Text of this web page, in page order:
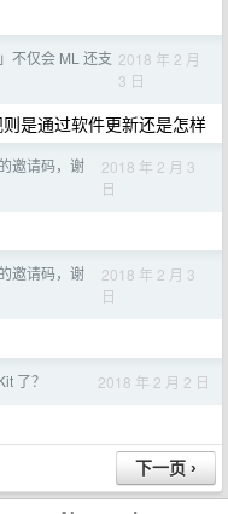
不仅会 ML 还支 2018 年 2 月
3 日
是通过软件更新还是怎样
邀请码，谢
2018 年 2 月 3
日
邀请码，谢
2018 年 2 月 3
日
了？ 2018 年 2 月 2 日